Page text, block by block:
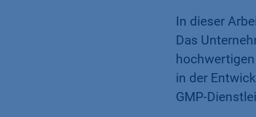
In dieser
Das
in der
GMP-